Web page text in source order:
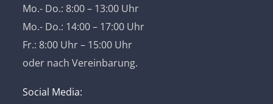
Mo.- Do.: 8:00 – 13:00 Uhr
Mo.- Do.: 14:00 – 17:00 Uhr
Fr.: 8:00 Uhr – 15:00 Uhr
oder nach Vereinbarung.
Social Media: